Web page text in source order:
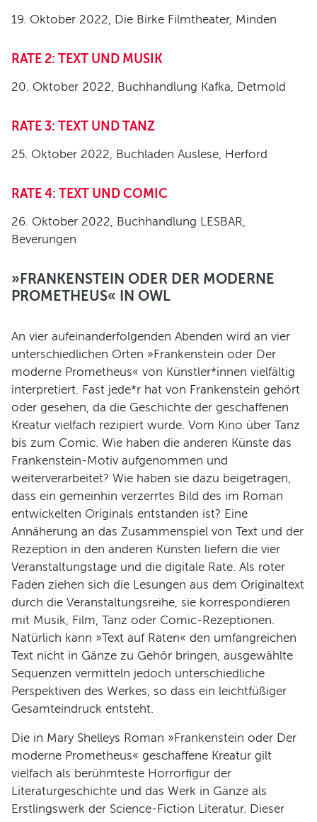
19. Oktober 2022, Die Birke Filmtheater, Minden
RATE 2: TEXT UND MUSIK
20. Oktober 2022, Buchhandlung Kafka, Detmold
RATE 3: TEXT UND TANZ
25. Oktober 2022, Buchladen Auslese, Herford
RATE 4: TEXT UND COMIC
26. Oktober 2022, Buchhandlung LESBAR,
Beverungen
»FRANKENSTEIN ODER DER MODERNE
PROMETHEUS« IN OWL
An vier aufeinanderfolgenden Abenden wird an vier
unterschiedlichen Orten »Frankenstein oder Der
moderne Prometheus« von Künstler*innen vielfältig
interpretiert. Fast jede*r hat von Frankenstein gehört
oder gesehen, da die Geschichte der geschaffenen
Kreatur vielfach rezipiert wurde. Vom Kino über Tanz
bis zum Comic. Wie haben die anderen Künste das
Frankenstein-Motiv aufgenommen und
weiterverarbeitet? Wie haben sie dazu beigetragen,
dass ein gemeinhin verzerrtes Bild des im Roman
entwickelten Originals entstanden ist? Eine
Annäherung an das Zusammenspiel von Text und der
Rezeption in den anderen Künsten liefern die vier
Veranstaltungstage und die digitale Rate. Als roter
Faden ziehen sich die Lesungen aus dem Originaltext
durch die Veranstaltungsreihe, sie korrespondieren
mit Musik, Film, Tanz oder Comic-Rezeptionen.
Natürlich kann »Text auf Raten« den umfangreichen
Text nicht in Gänze zu Gehör bringen, ausgewählte
Sequen­zen vermitteln jedoch unterschiedliche
Perspektiven des Werkes, so dass ein leichtfüßiger
Gesamteindruck entsteht.
Die in Mary Shelleys Roman »Frankenstein oder Der
moderne Prometheus« geschaffene Kreatur gilt
vielfach als berühmteste Horrorfigur der
Literaturgeschichte und das Werk in Gänze als
Erstlingswerk der Science-Fiction Literatur. Dieser